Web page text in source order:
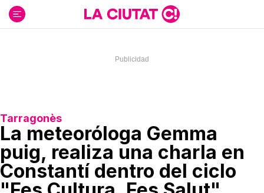
contenido
Tarragonès
La meteoróloga Gemma
puig, realiza una charla en
Constantí dentro del ciclo